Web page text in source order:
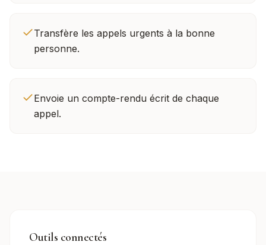
Transfère les appels urgents à la bonne
personne.
Envoie un compte-rendu écrit de chaque
appel.
Outils connectés